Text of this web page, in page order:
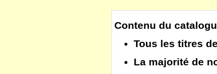
Contenu du
Tous les titres
La majorité de